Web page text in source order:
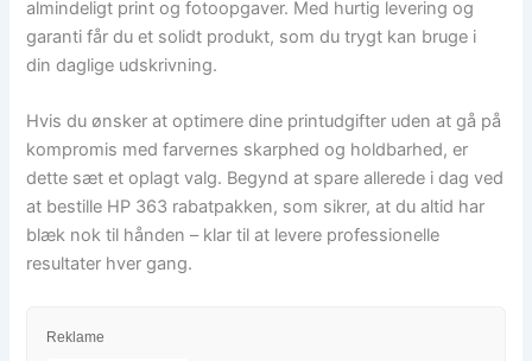
almindeligt print og fotoopgaver. Med hurtig levering og
garanti får du et solidt produkt, som du trygt kan bruge i
din daglige udskrivning.
Hvis du ønsker at optimere dine printudgifter uden at gå på
kompromis med farvernes skarphed og holdbarhed, er
dette sæt et oplagt valg. Begynd at spare allerede i dag ved
at bestille HP 363 rabatpakken, som sikrer, at du altid har
blæk nok til hånden – klar til at levere professionelle
resultater hver gang.
Reklame